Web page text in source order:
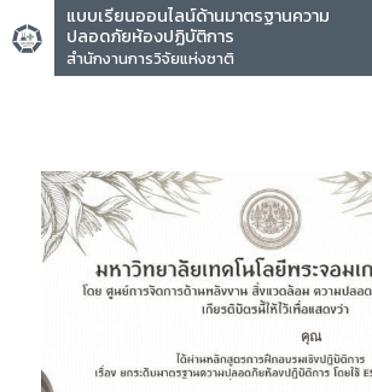
แบบเรียนออนไลน์ด้านมาตรฐานความ
ปลอดภัยห้องปฏิบัติการ
สำนักงานการวิจัยแห่งชาติ
คุณ